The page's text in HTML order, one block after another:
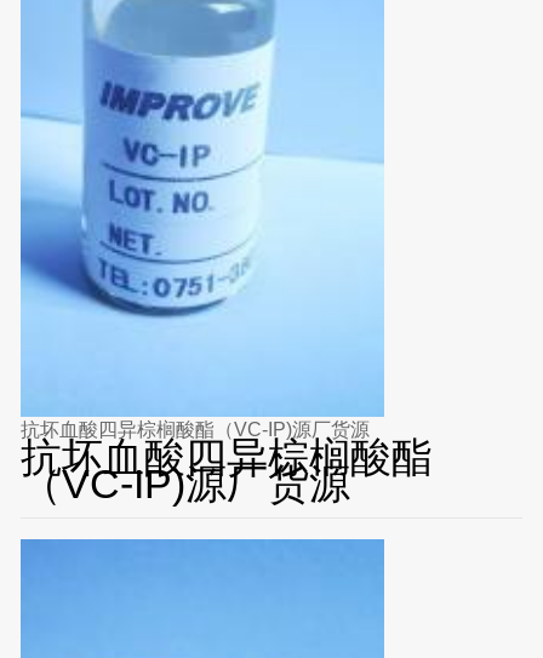
抗坏血酸四异棕榈酸酯（VC-IP)源厂货源
抗坏血酸四异棕榈酸酯
（VC-IP)源厂货源